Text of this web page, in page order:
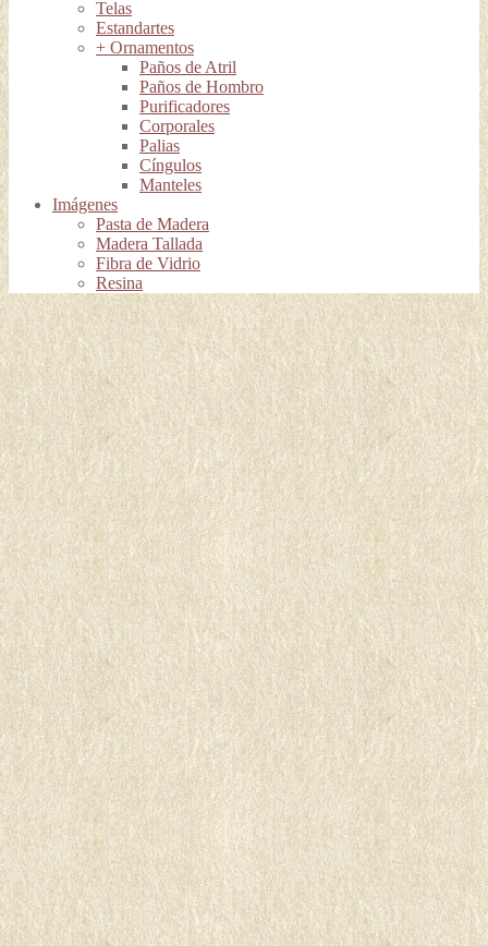
Telas
Estandartes
+ Ornamentos
Paños de Atril
Paños de Hombro
Purificadores
Corporales
Palias
Cíngulos
Manteles
Imágenes
Pasta de Madera
Madera Tallada
Fibra de Vidrio
Resina